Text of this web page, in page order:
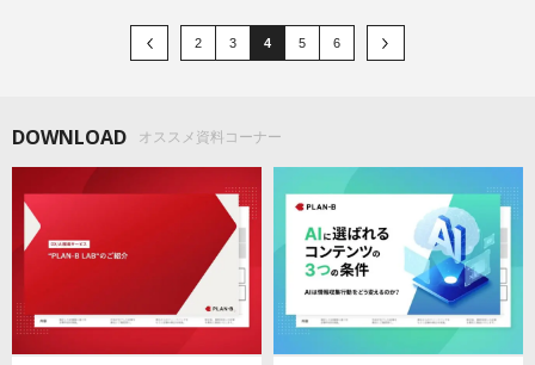
2 3 4 5 6
DOWNLOAD オススメ資料コーナー